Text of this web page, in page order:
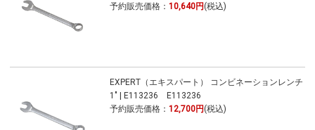
予約販売価格： 10,640円 (税込)
EXPERT（エキスパート） コンビネーションレンチ
1" | E113236 E113236
予約販売価格： 12,700円 (税込)